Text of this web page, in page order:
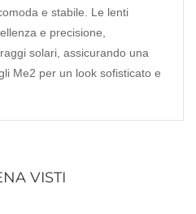
e stabile. Le lenti
e precisione,
solari, assicurando una
Me2 per un look sofisticato e
VISTI